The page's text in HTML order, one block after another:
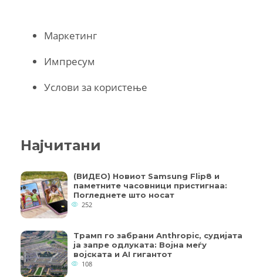
Маркетинг
Импресум
Услови за користење
Најчитани
(ВИДЕО) Новиот Samsung Flip8 и
паметните часовници пристигнаа:
Погледнете што носат
252
Трамп го забрани Anthropic, судијата
ја запре одлуката: Војна меѓу
војската и AI гигантот
108